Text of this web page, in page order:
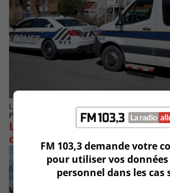
LONGUEUIL
Publié le 12 avril 2022 à 16h29
Le SPAL aide à démanteler
distributionFM 103,3 demande votre
pour utiliser vos
personnel dans les cas